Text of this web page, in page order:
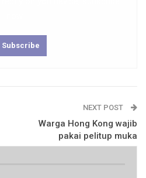
Subscribe
NEXT POST
Warga Hong Kong wajib
pakai pelitup muka